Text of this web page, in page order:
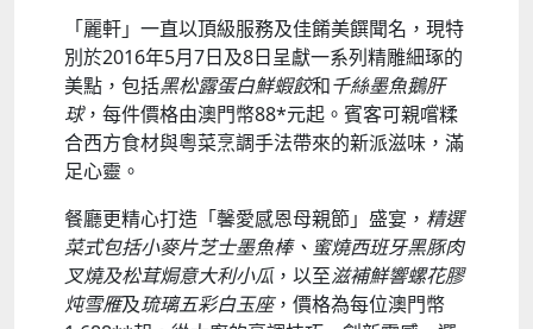
「麗軒」一直以頂級服務及佳餚美饌聞名，現特
別於2016年5月7日及8日呈獻一系列精雕細琢的
美點，包括黑松露蛋白鮮蝦餃和千絲墨魚鵝肝
球，每件價格由澳門幣88*元起。賓客可親嚐糅
合西方食材與粵菜烹調手法帶來的新派滋味，滿
足心靈。
餐廳更精心打造「馨愛感恩母親節」盛宴， 精選
菜式包括小麥片芝士墨魚棒、蜜燒西班牙黑豚肉
叉燒及松茸焗意大利小瓜，以至滋補鮮響螺花膠
炖雪雁及琉璃五彩白玉座，價格為每位澳門幣